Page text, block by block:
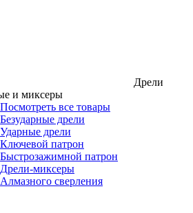
Дрели
и миксеры
Посмотреть все товары
Безударные дрели
Ударные дрели
Ключевой патрон
Быстрозажимной патрон
Дрели-миксеры
Алмазного сверления